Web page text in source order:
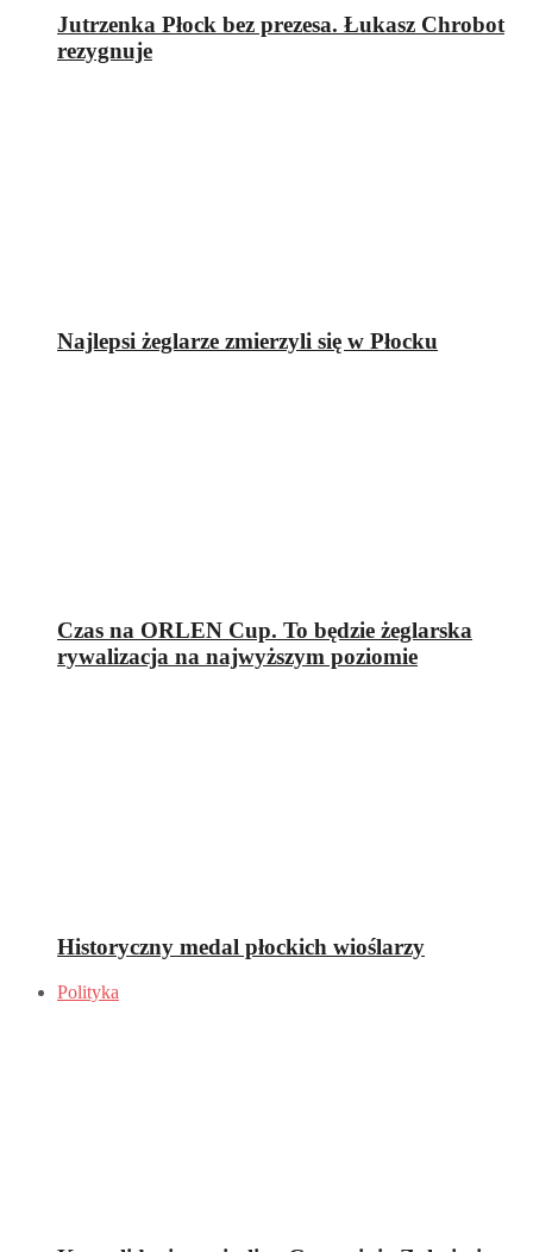
Jutrzenka Płock bez prezesa. Łukasz Chrobot
rezygnuje
Najlepsi żeglarze zmierzyli się w Płocku
Czas na ORLEN Cup. To będzie żeglarska
rywalizacja na najwyższym poziomie
Historyczny medal płockich wioślarzy
Polityka